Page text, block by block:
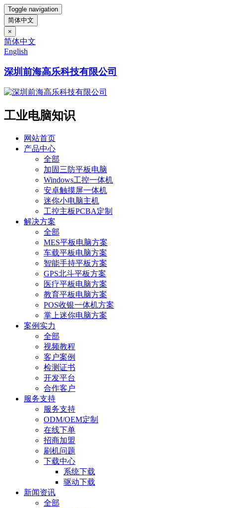
Toggle navigation
简体中文
×
简体中文
English
深圳前海高乐科技有限公司
工业电脑知识
网站首页
产品中心
全部
加固三防平板电脑
Windows工控一体机
安卓触摸屏一体机
迷你小电脑主机
工控主板PCBA定制
解决方案
全部
MES平板电脑方案
车载平板电脑方案
智能手持平板方案
GPS北斗平板方案
医疗平板电脑方案
教育平板电脑方案
POS收银一体机方案
掌上迷你电脑方案
案例实力
全部
视频教程
客户案例
检测证书
开发平台
合作客户
服务支持
服务支持
ODM/OEM定制
在线下单
招商加盟
刷机问题
下载中心
系统下载
驱动下载
新闻资讯
全部